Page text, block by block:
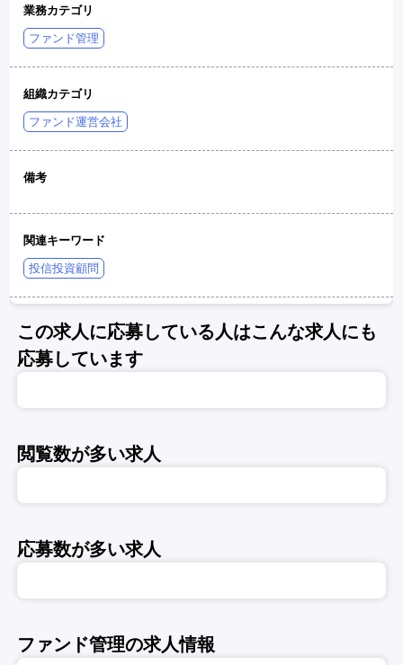
業務カテゴリ
ファンド管理
組織カテゴリ
ファンド運営会社
備考
関連キーワード
投信投資顧問
この求人に応募している人はこんな求人にも
応募しています
閲覧数が多い求人
応募数が多い求人
ファンド管理の求人情報